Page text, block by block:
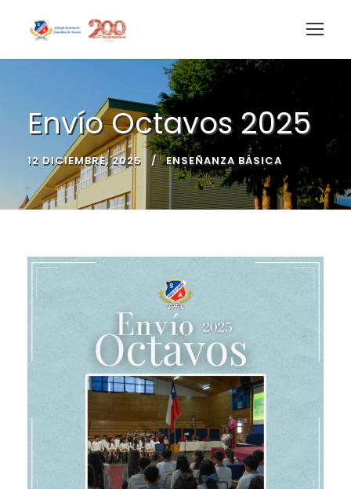
Envío Octavos 2025
12 DICIEMBRE, 2025 ENSEÑANZA BÁSICA